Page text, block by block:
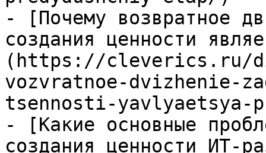
- [Почему возвратное
создания ценности
(https://cleverics.ru/
vozvratnoe-dvizhenie-
tsennosti-yavlyaetsya-
- [Какие основные
создания ценности ИТ-